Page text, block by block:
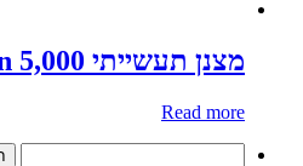
מצנן תעשייתי 5,000 L.C MrGan
Read more